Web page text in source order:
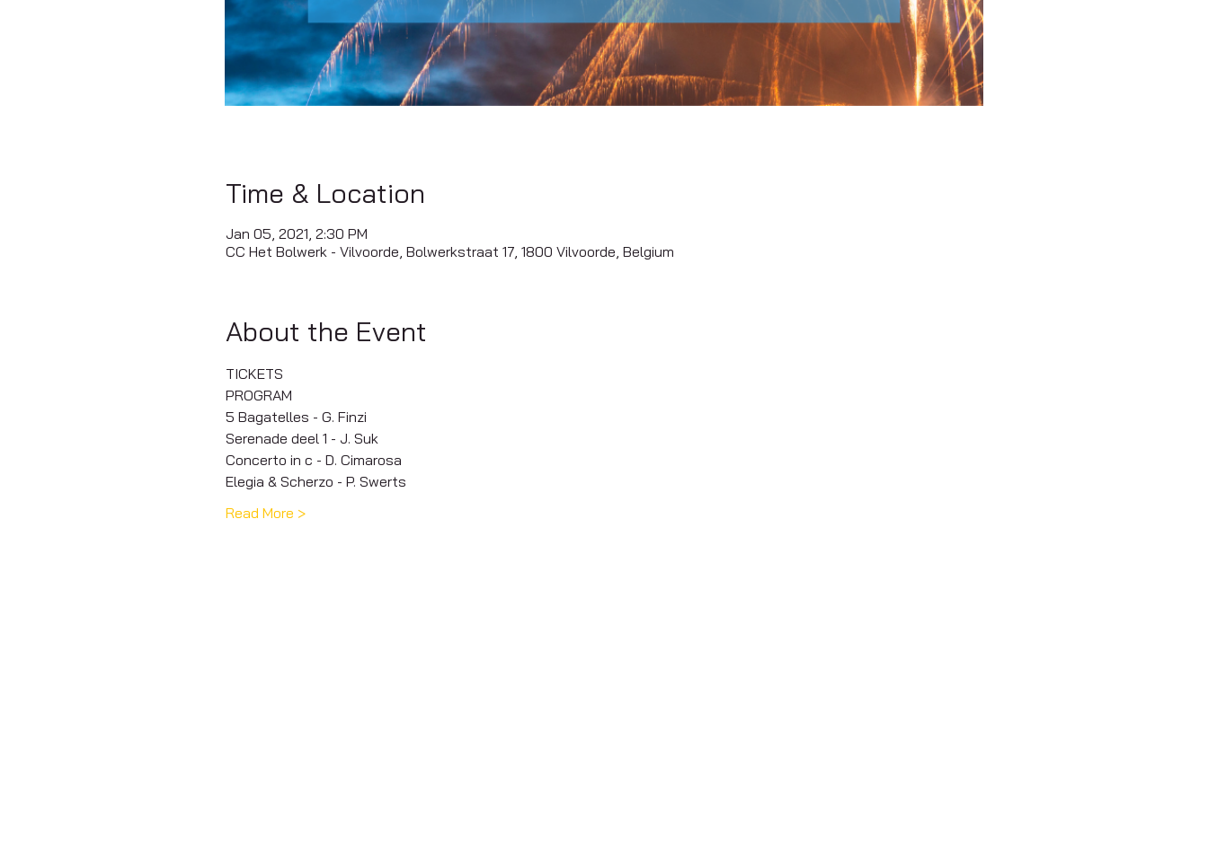
Time & Location
Jan 05, 2021, 2:30 PM
CC Het Bolwerk - Vilvoorde, Bolwerkstraat 17, 1800 Vilvoorde, Belgium
About the Event
TICKETS
PROGRAM
5 Bagatelles - G. Finzi
Serenade deel 1 - J. Suk
Concerto in c - D. Cimarosa
Elegia & Scherzo - P. Swerts
Read More >